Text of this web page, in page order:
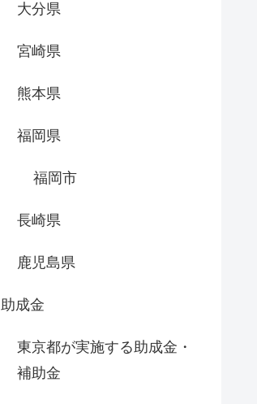
大分県
宮崎県
熊本県
福岡県
福岡市
長崎県
鹿児島県
助成金
東京都が実施する助成金・
補助金